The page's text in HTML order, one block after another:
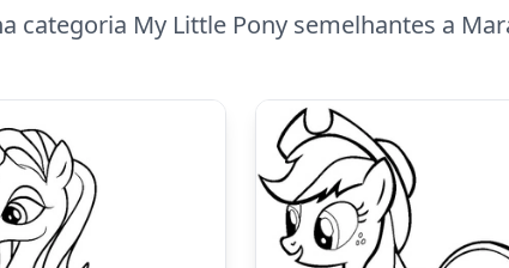
categoria My Little Pony semelhantes a